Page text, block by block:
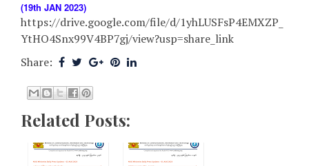
(19th JAN 2023)
https://drive.google.com/file/d/1yhLUSFsP4EMXZP_
YtHO4Snx99V4BP7gj/view?usp=share_link
Share:
Related Posts: